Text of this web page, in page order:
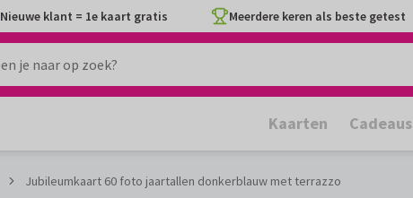
Nieuwe klant = 1e kaart gratis Meerdere keren als beste getest
Kaarten Cadeaus
Jubileumkaart 60 foto jaartallen donkerblauw met terrazzo